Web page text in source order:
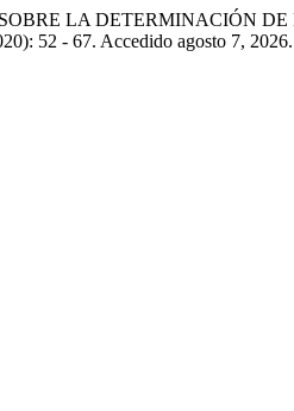
SOBRE LA DETERMINACIÓN
52 - 67. Accedido agosto 7,